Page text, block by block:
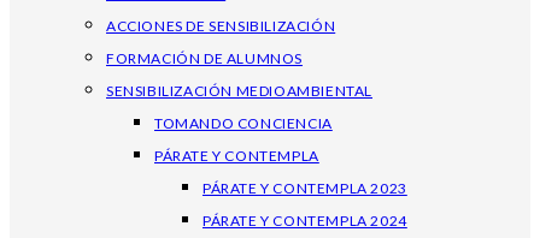
ACCIONES DE SENSIBILIZACIÓN
FORMACIÓN DE ALUMNOS
SENSIBILIZACIÓN MEDIOAMBIENTAL
TOMANDO CONCIENCIA
PÁRATE Y CONTEMPLA
PÁRATE Y CONTEMPLA 2023
PÁRATE Y CONTEMPLA 2024